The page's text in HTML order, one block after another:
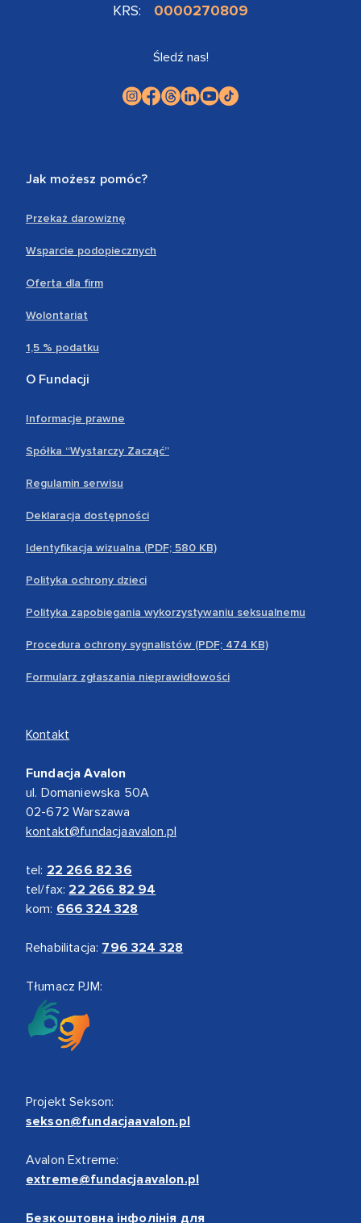
KRS: 0000270809
Śledź nas!
Jak możesz pomóc?
Przekaż darowiznę
Wsparcie podopiecznych
Oferta dla firm
Wolontariat
1,5 % podatku
O Fundacji
Informacje prawne
Spółka “Wystarczy Zacząć”
Regulamin serwisu
Deklaracja dostępności
Identyfikacja wizualna (PDF; 580 KB)
Polityka ochrony dzieci
Polityka zapobiegania wykorzystywaniu seksualnemu
Procedura ochrony sygnalistów (PDF; 474 KB)
Formularz zgłaszania nieprawidłowości
Kontakt
Fundacja Avalon
ul. Domaniewska 50A
02-672 Warszawa
kontakt@fundacjaavalon.pl
tel: 22 266 82 36
tel/fax: 22 266 82 94
kom: 666 324 328
Rehabilitacja: 796 324 328
Tłumacz PJM:
Projekt Sekson:
sekson@fundacjaavalon.pl
Avalon Extreme:
extreme@fundacjaavalon.pl
Безкоштовна інфолінія для